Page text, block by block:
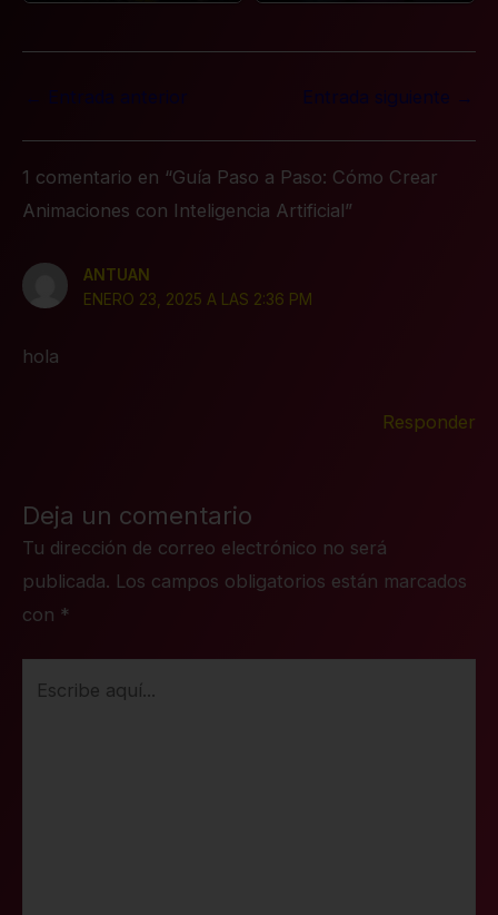
← Entrada anterior Entrada siguiente →
1 comentario en “Guía Paso a Paso: Cómo Crear
Animaciones con Inteligencia Artificial”
ANTUAN
ENERO 23, 2025 A LAS 2:36 PM
hola
Responder
Deja un comentario
Tu dirección de correo electrónico no será
publicada. Los campos obligatorios están marcados
con *